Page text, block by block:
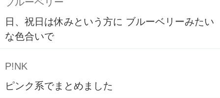
日、祝日は休みという方に ブルーベリーみたい
な色合いで
P!NK
ピンク系でまとめました